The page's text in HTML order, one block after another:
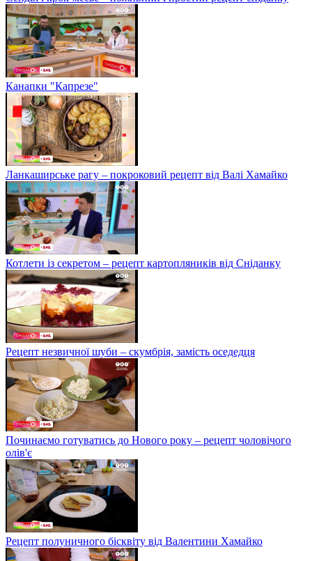
Канапки "Капрезе"
Ланкаширське рагу – покроковий рецепт від Валі Хамайко
Котлети із секретом – рецепт картопляників від Сніданку
Рецепт незвичної шуби – скумбрія, замість оседедця
Починаємо готуватись до Нового року – рецепт чоловічого
олів'є
Рецепт полуничного бісквіту від Валентини Хамайко